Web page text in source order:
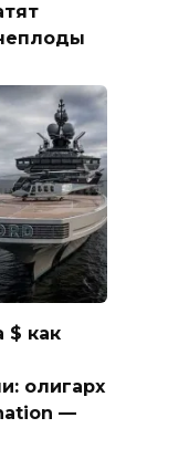
$ как
олигарх
—